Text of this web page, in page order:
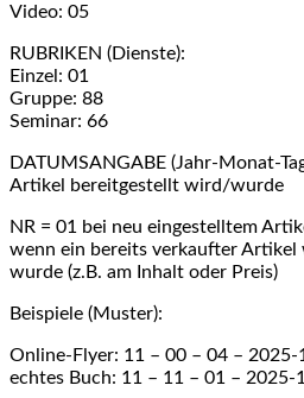
Video: 05
RUBRIKEN (Dienste):
Einzel: 01
Gruppe: 88
Seminar: 66
DATUMSANGABE (Jahr-Monat-
Artikel bereitgestellt wird/wurde
NR = 01 bei neu eingestelltem
wenn ein bereits verkaufter Artikel
wurde (z.B. am Inhalt oder Preis)
Beispiele (Muster):
Online-Flyer: 11 – 00 – 04 – 2025-
echtes Buch: 11 – 11 – 01 – 2025-